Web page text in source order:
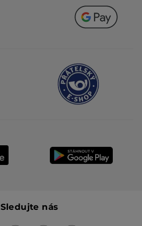
Sledujte nás